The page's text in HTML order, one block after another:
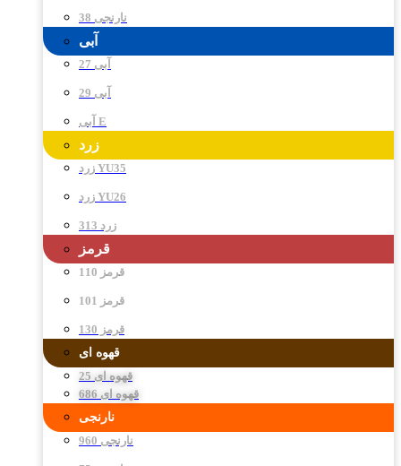
نارنجی 38
آبی
آبی 27
آبی 29
آبی E
زرد
زرد YU35
زرد YU26
زرد 313
قرمز
قرمز 110
قرمز 101
قرمز 130
قهوه ای
قهوه ای 25
قهوه ای 686
نارنجی
نارنجی 960